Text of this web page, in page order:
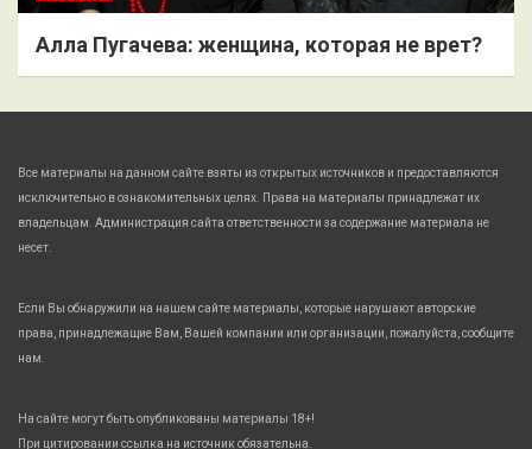
Алла Пугачева: женщина, которая не врет?
Все материалы на данном сайте взяты из открытых источников и предоставляются
исключительно в ознакомительных целях. Права на материалы принадлежат их
владельцам. Администрация сайта ответственности за содержание материала не
несет.
Если Вы обнаружили на нашем сайте материалы, которые нарушают авторские
права, принадлежащие Вам, Вашей компании или организации, пожалуйста, сообщите
нам.
На сайте могут быть опубликованы материалы 18+!
При цитировании ссылка на источник обязательна.